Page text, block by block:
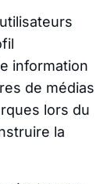
information
de médias
lors du
la